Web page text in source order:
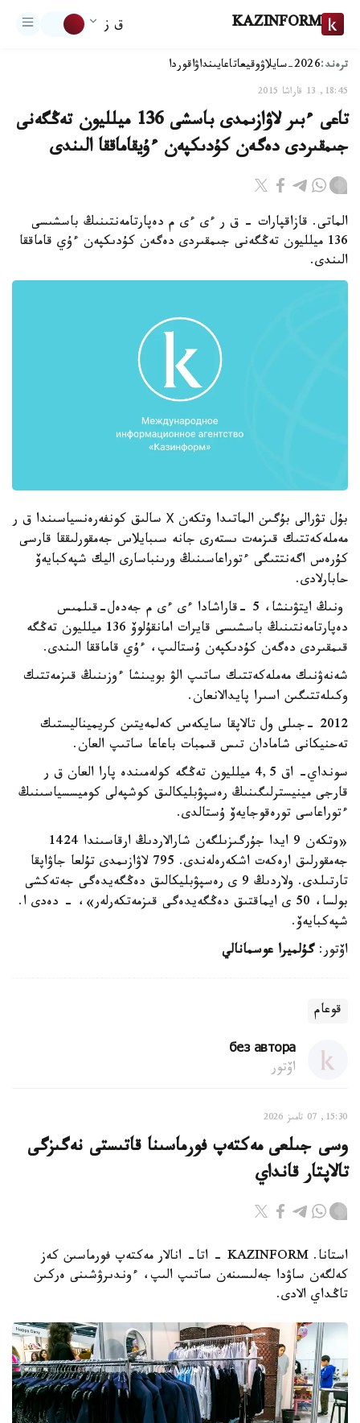
KAZINFORM ق ز
ترەند:2026-سايلاۋ وقيعاتاعايىنداۋاقوردا
18:45, 13 قاراشا 2015
تاعى ءبىر لاۋازىمدى باسشى 136 ميلليون تەڭگەنى
جىمقىردى دەگەن كۇدىكپەن ءۇيقاماققا الىندى
الماتى. قازاقپارات - ق ر ءى ءى م دەپارتامەنتىنىڭ باسشىسى
136 ميلليون تەڭگەنى جىمقىردى دەگەن كۇدىكپەن ءۇي قاماققا
الىندى.
بۇل تۋرالى بۇگىن الماتىدا وتكەن Х سالىق كونفەرەنسياسىندا ق ر
مەملەكەتتىك قىزمەت ىستەرى جانە سىبايلاس جەمقورلىققا قارسى
كۇرەس اگەنتتىگى ءتوراعاسىنىڭ ورىنباسارى اليك شپەكبايەۆ
حابارلادى.
ونىڭ ايتۋىنشا، 5 -قاراشادا ءى ءى م جەدەل-قىلمىس
دەپارتامەنتىنىڭ باسشىسى قايرات امانقۇلوۆ 136 ميلليون تەڭگە
قىمقىردى دەگەن كۇدىكپەن ۇستالىپ، ءۇي قاماققا الىندى.
شەنەۋنىك مەملەكەتتىك ساتىپ الۋ بويىنشا ءوزىنىڭ قىزمەتتىك
وكىلەتتىگىن اسىرا پايدالانعان.
2012 -جىلى ول تالاپقا سايكەس كەلمەيتىن كريميناليستىك
تەحنيكانى شامادان تىس قىمبات باعاعا ساتىپ العان.
سونداي- اق 4,5 ميلليون تەڭگە كولەمىندە پارا العان ق ر
قارجى مينيسترلىگىنىڭ رەسپۋبليكالىق كوشپەلى كوميسسياسىنىڭ
ءتوراعاسى تورەقوجايەۆ ۇستالدى.
«وتكەن 9 ايدا جۇرگىزىلگەن شارالاردىڭ ارقاسىندا 1424
جەمقورلىق ارەكەت اشكەرەلەندى. 795 لاۋازىمدى تۇلعا جاۋاپقا
تارتىلدى. ولاردىڭ 9 ى رەسپۋبليكالىق دەڭگەيدەگى جەتەكشى
بولسا، 50 ى ايماقتىق دەڭگەيدەگى قىزمەتكەرلەر»، - دەدى ا.
شپەكبايەۆ.
اۆتور:گۇلميرا عوسمانالي
قوعام
без автора
اۆتور
15:30, 07 تامىز 2026
وسى جىلعى مەكتەپ فورماسىنا قاتىستى نەگىزگى
تالاپتار قانداي
استانا. KAZINFORM - اتا- انالار مەكتەپ فورماسىن كەز
كەلگەن ساۋدا جەلىسىنەن ساتىپ الىپ، ءوندىرۋشىنى ەركىن
تاڭداي الادى.